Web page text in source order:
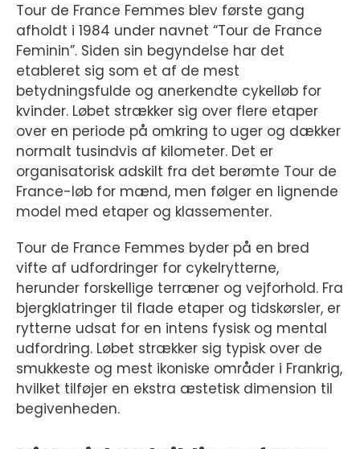
Tour de France Femmes blev første gang
afholdt i 1984 under navnet “Tour de France
Feminin”. Siden sin begyndelse har det
etableret sig som et af de mest
betydningsfulde og anerkendte cykelløb for
kvinder. Løbet strækker sig over flere etaper
over en periode på omkring to uger og dækker
normalt tusindvis af kilometer. Det er
organisatorisk adskilt fra det berømte Tour de
France-løb for mænd, men følger en lignende
model med etaper og klassementer.
Tour de France Femmes byder på en bred
vifte af udfordringer for cykelrytterne,
herunder forskellige terræner og vejforhold. Fra
bjergklatringer til flade etaper og tidskørsler, er
rytterne udsat for en intens fysisk og mental
udfordring. Løbet strækker sig typisk over de
smukkeste og mest ikoniske områder i Frankrig,
hvilket tilføjer en ekstra æstetisk dimension til
begivenheden.